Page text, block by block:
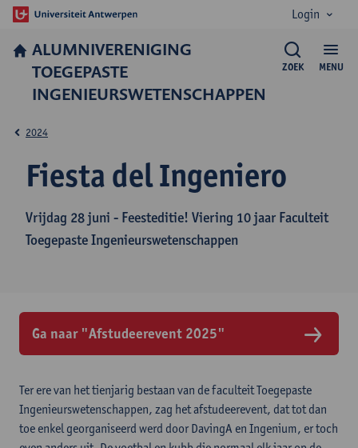
Login
ALUMNIVERENIGING
TOEGEPASTE
INGENIEURSWETENSCHAPPEN
MENU
ZOEK
Fiesta del Ingeniero
Vrijdag 28 juni - Feesteditie! Viering 10 jaar Faculteit
Toegepaste Ingenieurswetenschappen
2024
Ga naar "Afstudeerevent 2025"
Ter ere van het tienjarig bestaan van de faculteit Toegepaste
Ingenieurswetenschappen, zag het afstudeerevent, dat tot dan
toe enkel georganiseerd werd door DavingA en Ingenium, er toch